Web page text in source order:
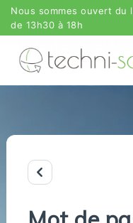
Nous sommes ouvert du
de 13h30 à 18h